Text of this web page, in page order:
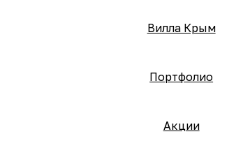
Вилла Крым
Портфолио
Акции